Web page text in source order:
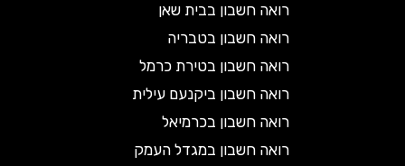
רואה חשבון בבית שאן
רואה חשבון בטבריה
רואה חשבון בטירת כרמל
רואה חשבון ביקנעם עילית
רואה חשבון בכרמיאל
רואה חשבון במגדל העמק